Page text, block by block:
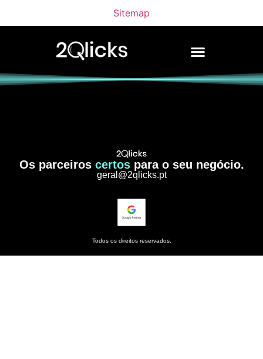
Sitemap
Os parceiros certospara o seu negócio.
geral@2qlicks.pt
Todos os direitos reservados.